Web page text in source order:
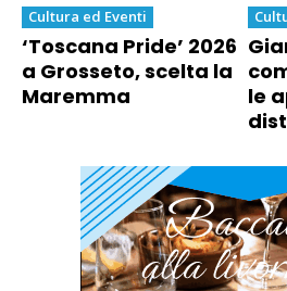
Cultura ed Eventi
‘Toscana Pride’ 2026
a Grosseto, scelta la
Maremma
le